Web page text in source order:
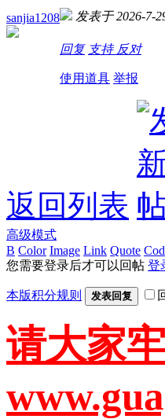
sanjia1208 发表于 2026-7-
感谢
回复 支持 反对
使用道具 举报
返回列表
高级模式
B Color Image Link Quote
您需要登录后才可以回帖 登
本版积分规则 发表回复
请大家